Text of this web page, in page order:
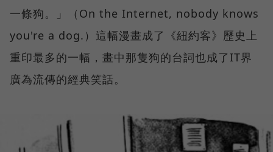
一條狗。」（On the Internet, nobody knows
you're a dog.）這幅漫畫成了《紐約客》歷史上
重印最多的一幅，畫中那隻狗的台詞也成了IT界
廣為流傳的經典笑話。